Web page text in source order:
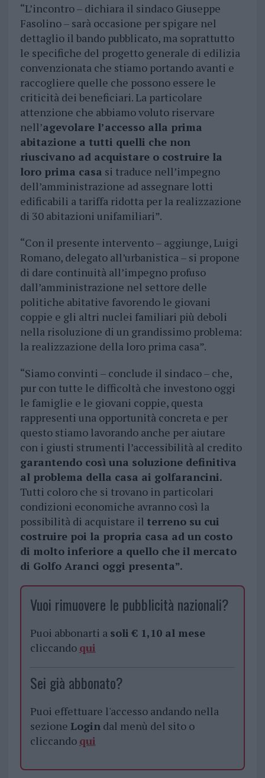
“L’incontro – dichiara il sindaco Giuseppe
Fasolino – sarà occasione per spigare nel
dettaglio il bando pubblicato, ma soprattutto
le specifiche del progetto generale di edilizia
convenzionata che stiamo portando avanti e
raccogliere quelle che possono essere le
criticità dei beneficiari. La particolare
attenzione che abbiamo voluto riservare
nell’agevolare l’accesso alla prima
abitazione a tutti quelli che non
riuscivano ad acquistare o costruire la
loro prima casa si traduce nell’impegno
dell’amministrazione ad assegnare lotti
edificabili a tariffa ridotta per la realizzazione
di 30 abitazioni unifamiliari”.
“Con il presente intervento – aggiunge, Luigi
Romano, delegato all’urbanistica – si propone
di dare continuità all’impegno profuso
dall’amministrazione nel settore delle
politiche abitative favorendo le giovani
coppie e gli altri nuclei familiari più deboli
nella risoluzione di un grandissimo problema:
la realizzazione della loro prima casa”.
“Siamo convinti – conclude il sindaco – che,
pur con tutte le difficoltà che investono oggi
le famiglie e le giovani coppie, questa
rappresenti una opportunità concreta e per
questo stiamo lavorando anche per aiutare
con i giusti strumenti l’accessibilità al credito
garantendo così una soluzione definitiva
al problema della casa ai golfarancini.
Tutti coloro che si trovano in particolari
condizioni economiche avranno così la
possibilità di acquistare il terreno su cui
costruire poi la propria casa ad un costo
di molto inferiore a quello che il mercato
di Golfo Aranci oggi presenta”.
Vuoi rimuovere le pubblicità nazionali?
Puoi abbonarti a soli € 1,10 al mese
cliccando qui
Sei già abbonato?
Puoi effettuare l'accesso andando nella
sezione Login dal menù del sito o
cliccando qui